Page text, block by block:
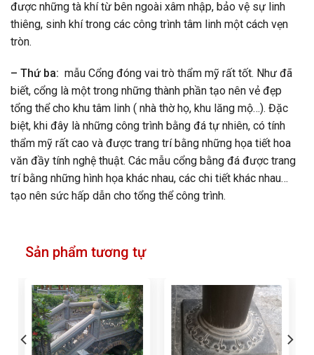
được những tà khí từ bên ngoài xâm nhập, bảo vệ sự linh
thiêng, sinh khí trong các công trình tâm linh một cách vẹn
tròn.
– Thứ ba: mẫu Cổng đóng vai trò thẩm mỹ rất tốt. Như đã
biết, cổng là một trong những thành phần tạo nên vẻ đẹp
tổng thể cho khu tâm linh ( nhà thờ họ, khu lăng mộ…). Đặc
biệt, khi đây là những công trình bằng đá tự nhiên, có tính
thẩm mỹ rất cao và được trang trí bằng những họa tiết hoa
văn đầy tính nghệ thuật. Các mẫu cổng bằng đá được trang
trí bằng những hình họa khác nhau, các chi tiết khác nhau…
tạo nên sức hấp dẫn cho tổng thể công trình.
Sản phẩm tương tự